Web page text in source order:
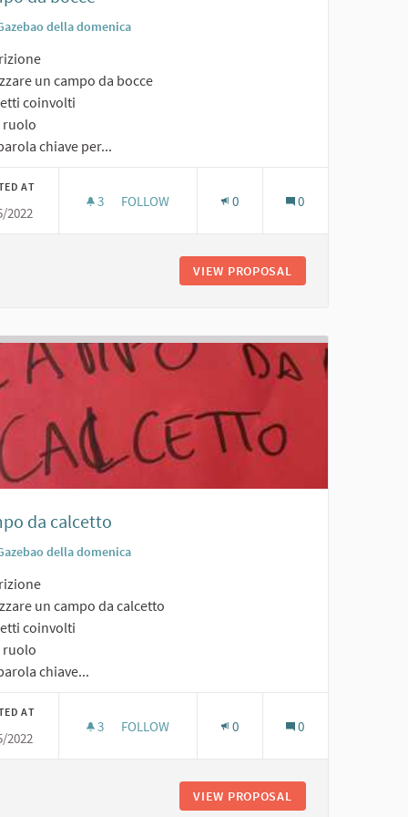
della domenica
un campo da bocce
coinvolti
ruolo
chiave per...
AT
2022
3 3 FOLLOWERS
FOLLOW 0 0
VIEW PROPOSAL
da calcetto
della domenica
un campo da calcetto
coinvolti
ruolo
chiave...
AT
2022
3 3 FOLLOWERS
FOLLOW 0 0
VIEW PROPOSAL